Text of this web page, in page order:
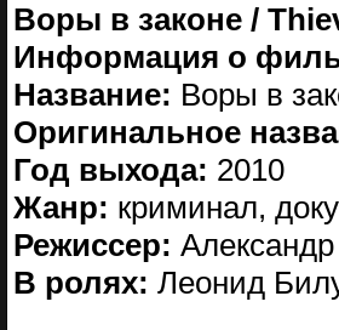
Воры в законе /
Информация о
Название: Воры в
Оригинальное
Год выхода: 2010
Жанр: криминал,
Режиссер:
В ролях: Леонид